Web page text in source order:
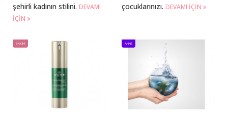
şehirli kadının stilini. DEVAMI
IÇIN
çocuklarınızı. DEVAMI IÇIN
BAKIM ANNE